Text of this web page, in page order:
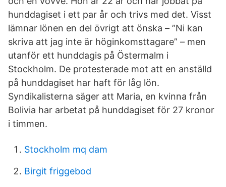
hunddagiset i ett par år och trivs med det. Visst
lämnar lönen en del övrigt att önska – ”Ni kan
skriva att jag inte är höginkomsttagare” – men
utanför ett hunddagis på Östermalm i
Stockholm. De protesterade mot att en anställd
på hunddagiset har haft för låg lön.
Syndikalisterna säger att Maria, en kvinna från
Bolivia har arbetat på hunddagiset för 27 kronor
i timmen.
Stockholm mq dam
Birgit friggebod